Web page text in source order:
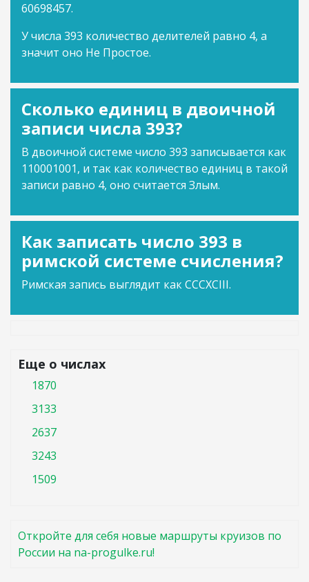
60698457.
У числа 393 количество делителей равно 4, а
значит оно Не Простое.
Сколько единиц в двоичной
записи числа 393?
В двоичной системе число 393 записывается как
110001001, и так как количество единиц в такой
записи равно 4, оно считается Злым.
Как записать число 393 в
римской системе счисления?
Римская запись выглядит как CCCXCIII.
Еще о числах
1870
3133
2637
3243
1509
Откройте для себя новые маршруты круизов по
России на na-progulke.ru!